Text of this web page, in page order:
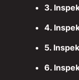
3.
4.
5.
6.